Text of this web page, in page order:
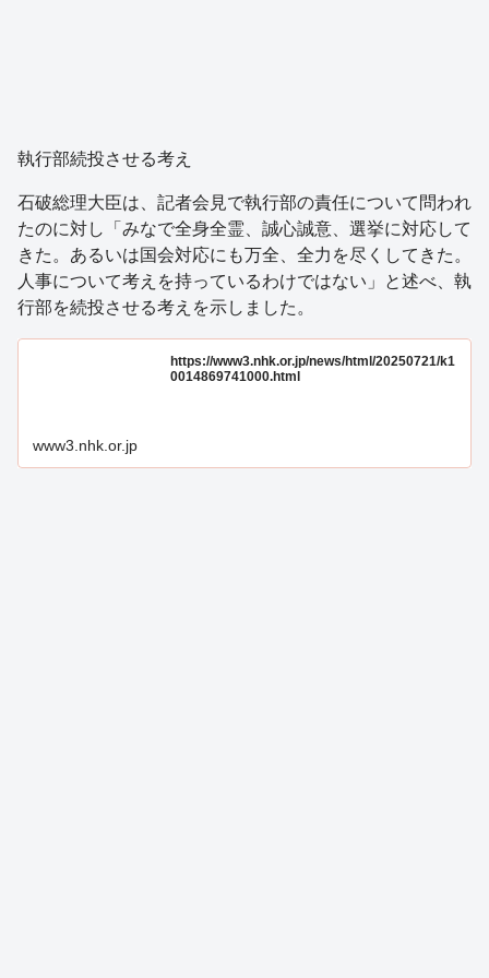
執行部続投させる考え
石破総理大臣は、記者会見で執行部の責任について問われ
たのに対し「みなで全身全霊、誠心誠意、選挙に対応して
きた。あるいは国会対応にも万全、全力を尽くしてきた。
人事について考えを持っているわけではない」と述べ、執
行部を続投させる考えを示しました。
https://www3.nhk.or.jp/news/html/20250721/k1
0014869741000.html
www3.nhk.or.jp